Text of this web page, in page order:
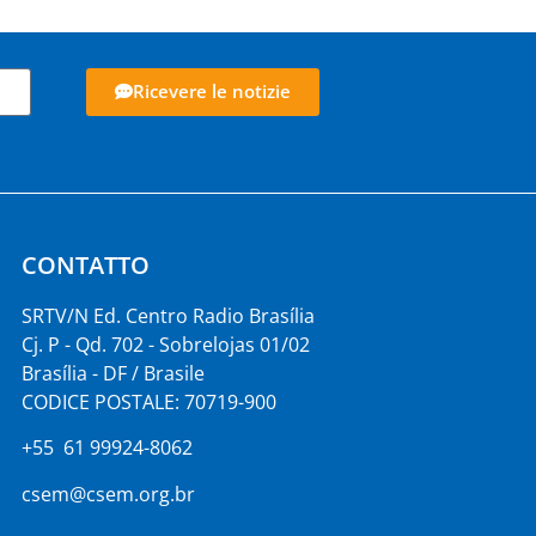
Ricevere le notizie
CONTATTO
SRTV/N Ed. Centro Radio Brasília
Cj. P - Qd. 702 - Sobrelojas 01/02
Brasília - DF / Brasile
CODICE POSTALE: 70719-900
+55 61 99924-8062
csem@csem.org.br